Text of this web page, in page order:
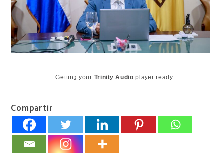
Getting your Trinity Audio player ready...
Compartir